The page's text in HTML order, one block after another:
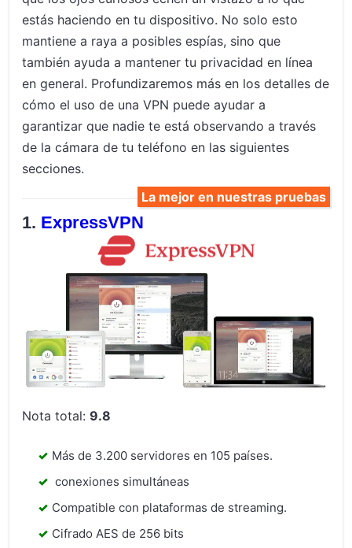
estás haciendo en tu dispositivo. No solo esto
mantiene a raya a posibles espías, sino que
también ayuda a mantener tu privacidad en línea
en general. Profundizaremos más en los detalles de
cómo el uso de una VPN puede ayudar a
garantizar que nadie te está observando a través
de la cámara de tu teléfono en las siguientes
secciones.
La mejor en nuestras pruebas
ExpressVPN
Nota total:9.8
Más de 3.200 servidores en 105 países.
conexiones simultáneas
Compatible con plataformas de streaming.
Cifrado AES de 256 bits